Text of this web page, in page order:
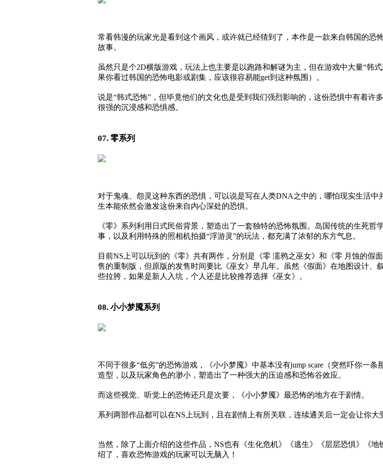
常看韩漫的玩家光是看到这个画风，或许就已经猜到了，本作是一款来自韩国的恐
故事。
虽然只是个2D横版游戏，玩法上也主要是以跑路和解谜为主，但在游戏中大量“韩
果你看过韩国的恐怖电影或剧集，应该很容易能get到这种氛围）。
说是“韩式恐怖”，但毕竟他们的文化也是受到我们强烈影响的，这份恐惧中有着许
很强的沉浸感和恐惧感。
07. 零系列
对于鬼魂、怨灵这种东西的恐惧，可以说是写在人类DNA之中的，哪怕现实生活
生本能依然会激发这份来自内心深处的恐惧。
《零》系列利用日式民俗背景，塑造出了一套独特的恐怖氛围。岛国传统的生死
事，以及利用特殊的照相机拍摄“浮游灵”的玩法，都充满了浓郁的东方气息。
目前NS上可以玩到的《零》共有两作，分别是《零 濡鸦之巫女》和《零 月蚀的假
售的重制版，但原版的发售时间要比《巫女》早几年。虽然《假面》在地图设计、
些拉胯，如果是新人入坑，个人还是比较推荐选择《巫女》。
08. 小小梦魇系列
不同于很多“低劣”的恐怖游戏，《小小梦魇》中基本没有jump scare（突然吓你一
造型，以及玩家角色的渺小，塑造出了一种强大的压迫感和恐怖谷效应。
而这些视觉、听觉上的恐怖还只是次要，《小小梦魇》最恐怖的地方在于剧情。
系列两部作品都可以在NS上玩到，且在剧情上有所关联，连续通关后一定会让你大
当然，除了上面介绍的这些作品，NS也有《生化危机》《逃生》《层层恐惧》《
绍了，喜欢恐怖游戏的玩家可以无脑入！